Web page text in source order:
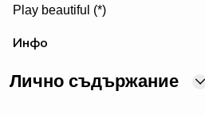
Play beautiful (*)
Инфо
Лично съдържание